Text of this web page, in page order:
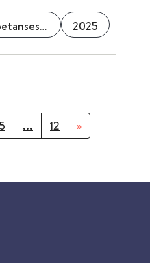
Nasjonalt kompetansesenter for rus- og avhengighetslidelser, alvorlige samtidige lidelser og personlighetsforstyrrelser (NRAPP) 2025
5 ... 12 »